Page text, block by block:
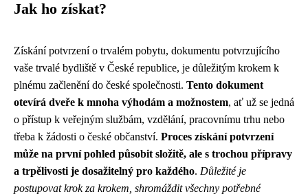
Jak ho získat?
Získání potvrzení o trvalém pobytu, dokumentu potvrzujícího
vaše trvalé bydliště v České republice, je důležitým krokem k
plnému začlenění do české společnosti. Tento dokument
otevírá dveře k mnoha výhodám a možnostem, ať už se jedná
o přístup k veřejným službám, vzdělání, pracovnímu trhu nebo
třeba k žádosti o české občanství. Proces získání potvrzení
může na první pohled působit složitě, ale s trochou přípravy
a trpělivosti je dosažitelný pro každého. Důležité je
postupovat krok za krokem, shromáždit všechny potřebné